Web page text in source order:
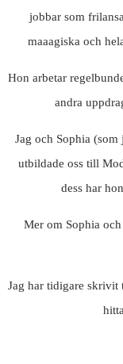
jobbar som
maaagiska och
Hon arbetar
andra
Jag och Sophia
utbildade oss till
dess har
Mer om Sophia
Jag har tidigare skrivit